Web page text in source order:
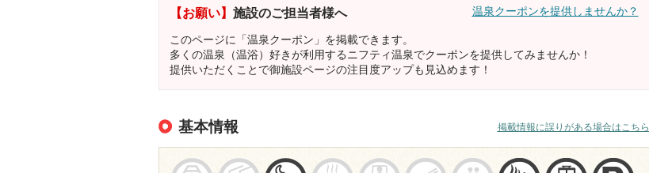
【お願い】 施設のご担当者様へ 温泉クーポンを提供しませんか？
このページに「温泉クーポン」を掲載できます。
多くの温泉（温浴）好きが利用するニフティ温泉でクーポンを提供してみませんか！
提供いただくことで御施設ページの注目度アップも見込めます！
基本情報 掲載情報に誤りがある場合はこちら